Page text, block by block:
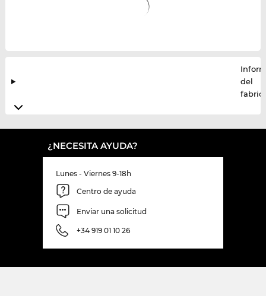
del
¿NECESITA AYUDA?
Lunes - Viernes 9-18h
Centro de ayuda
Enviar una solicitud
+34 919 01 10 26